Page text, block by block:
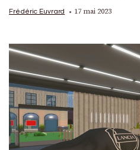
Frédéric Euvrard 17 mai 2023